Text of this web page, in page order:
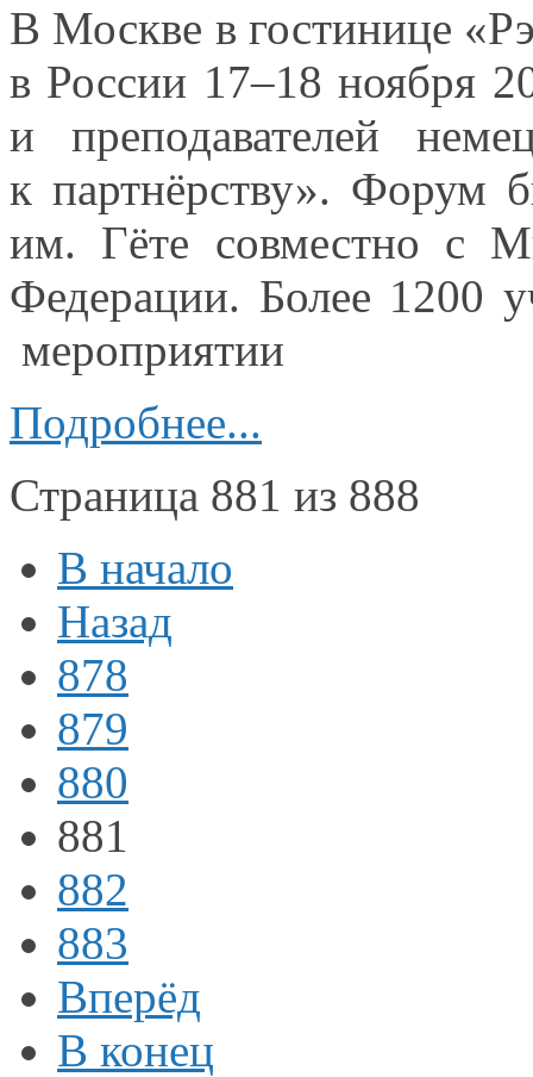
В Москве в гостинице
в России 17–18 ноября
и преподавателей
к партнёрству». Форум
им. Гёте совместно с
Федерации. Более 1200
мероприятии
Подробнее...
Страница 881 из 888
В начало
Назад
878
879
880
881
882
883
Вперёд
В конец